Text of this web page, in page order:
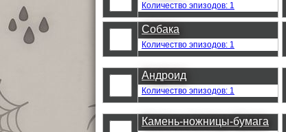
Количество эпизодов: 1
Собака
Количество эпизодов: 1
Андроид
Количество эпизодов: 1
Камень-ножницы-бумага